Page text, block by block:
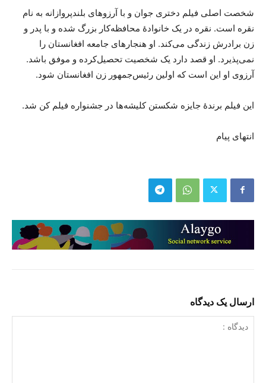
شخصت اصلی فیلم دختری جوان و با آرزوهای بلندپروازانه به نام
نقره است. نقره در یک خانوادۀ محافظه‌کار بزرگ شده و با پدر و
زن برادرش زندگی می‌کند. او هنجارهای جامعه افغانستان را
نمی‌پذیرد. او قصد دارد یک شخصیت تحصیل‌کرده و موفق باشد.
آرزوی او این است که اولین رئیس‌جمهور زن افغانستان شود.
این فیلم برندۀ جایزه شکستن کلیشه‌ها در جشنواره فیلم کن شد.
انتهای پیام
ارسال یک دیدگاه